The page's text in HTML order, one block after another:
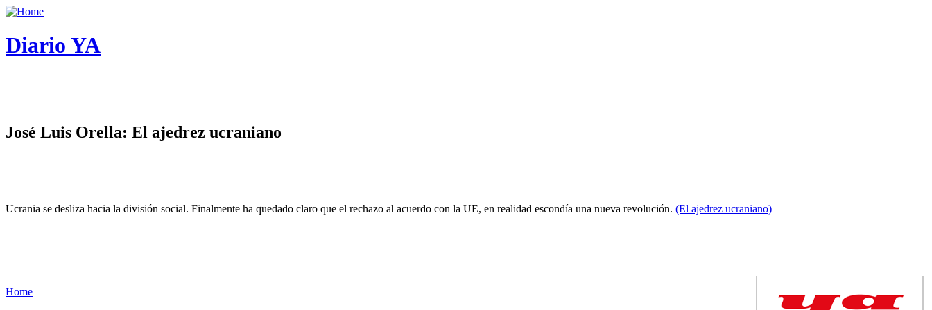
Diario YA
José Luis Orella: El ajedrez ucraniano
Ucrania se desliza hacia la división social. Finalmente ha quedado claro que el rechazo al acuerdo con la UE, en realidad escondía una nueva revolución. (El ajedrez ucraniano)
Home